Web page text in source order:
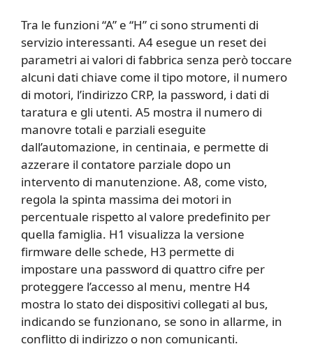
Tra le funzioni “A” e “H” ci sono strumenti di
servizio interessanti. A4 esegue un reset dei
parametri ai valori di fabbrica senza però toccare
alcuni dati chiave come il tipo motore, il numero
di motori, l’indirizzo CRP, la password, i dati di
taratura e gli utenti. A5 mostra il numero di
manovre totali e parziali eseguite
dall’automazione, in centinaia, e permette di
azzerare il contatore parziale dopo un
intervento di manutenzione. A8, come visto,
regola la spinta massima dei motori in
percentuale rispetto al valore predefinito per
quella famiglia. H1 visualizza la versione
firmware delle schede, H3 permette di
impostare una password di quattro cifre per
proteggere l’accesso al menu, mentre H4
mostra lo stato dei dispositivi collegati al bus,
indicando se funzionano, se sono in allarme, in
conflitto di indirizzo o non comunicanti.